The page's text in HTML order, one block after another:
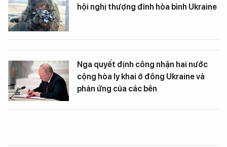
hội nghị thượng đỉnh hòa bình Ukraine
Nga quyết định công nhận hai nước
cộng hòa ly khai ở đông Ukraine và
phản ứng của các bên